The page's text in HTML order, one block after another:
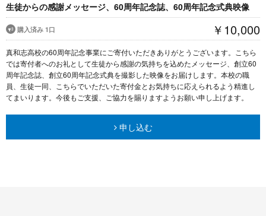
生徒からの感謝メッセージ、60周年記念誌、60周年記念式典映像
購入済み 1口 ￥10,000
真和志高校の60周年記念事業にご寄付いただきありがとうございます。こちら
では寄付者へのお礼として生徒から感謝の気持ちを込めたメッセージ、創立60
周年記念誌、創立60周年記念式典を撮影した映像をお届けします。本校の職
員、生徒一同、こちらでいただいた寄付金とお気持ちに応えられるよう精進し
てまいります。今後もご支援、ご協力を賜りますようお願い申し上げます。
申し込む